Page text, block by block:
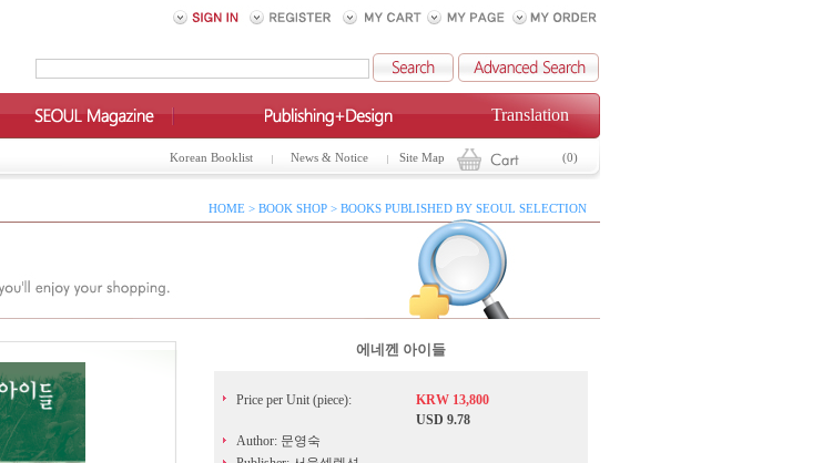
Translation
Korean Booklist News & Notice Site Map (0)
HOME > BOOK SHOP > BOOKS PUBLISHED BY SEOUL SELECTION
에네껜 아이들
Price per Unit (piece):
KRW 13,800
USD 9.78
Author: 문영숙